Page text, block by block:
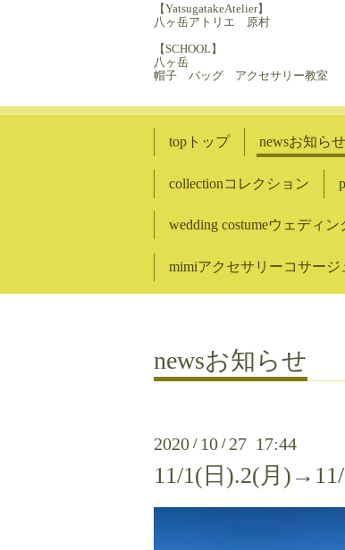
【YatsugatakeAtelier】
八ヶ岳アトリエ 原村
【SCHOOL】
八ヶ岳
帽子 バッグ アクセサリー教室
topトップ newsお知らせ
collectionコレクション
wedding costumeウェディ
mimiアクセサリーコサージ
newsお知らせ
2020 / 10 / 27 17:44
11/1(日).2(月